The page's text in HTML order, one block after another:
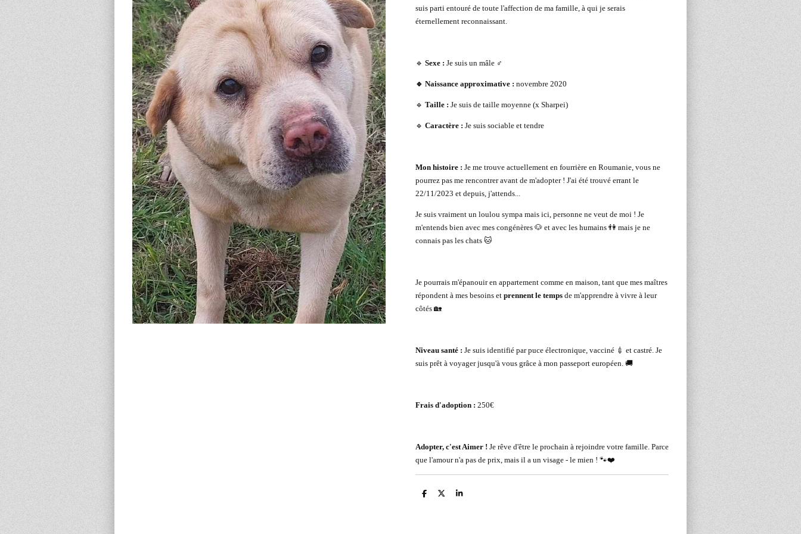
suis parti entouré de toute l'affection de ma famille, à qui je serais
éternellement reconnaissant.
🔹 Sexe : Je suis un mâle ♂️
🔹 Naissance approximative : novembre 2020
🔹 Taille : Je suis de taille moyenne (x Sharpei)
🔹 Caractère : Je suis sociable et tendre
Mon histoire : Je me trouve actuellement en fourrière en Roumanie, vous ne
pourrez pas me rencontrer avant de m'adopter ! J'ai été trouvé errant le
22/11/2023 et depuis, j'attends...
Je suis vraiment un loulou sympa mais ici, personne ne veut de moi ! Je
m'entends bien avec mes congénères 🐶 et avec les humains 👫 mais je ne
connais pas les chats 🐱
Je pourrais m'épanouir en appartement comme en maison, tant que mes maîtres
répondent à mes besoins et prennent le temps de m'apprendre à vivre à leur
côtés 🏡
Niveau santé : Je suis identifié par puce électronique, vacciné 💉 et castré. Je
suis prêt à voyager jusqu'à vous grâce à mon passeport européen. 🚚
Frais d'adoption : 250€
Adopter, c'est Aimer ! Je rêve d'être le prochain à rejoindre votre famille. Parce
que l'amour n'a pas de prix, mais il a un visage - le mien ! 🐾❤️
P
P
P